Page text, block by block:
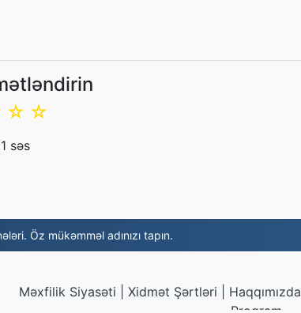
☆
☆
1 səs
Öz mükəmməl adınızı tapın.
Məxfilik Siyasəti Xidmət Şərtləri Haqqımızda